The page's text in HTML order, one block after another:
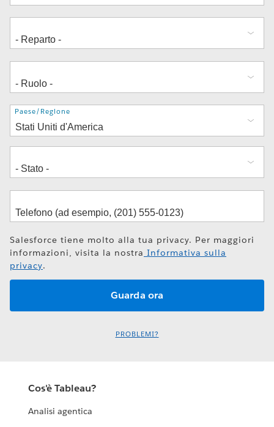
Indirizzo
Paese/Regione
Salesforce tiene molto alla tua privacy. Per maggiori
informazioni, visita la nostra Informativa sulla
privacy.
PROBLEMI?
Cos'è Tableau?
Analisi agentica